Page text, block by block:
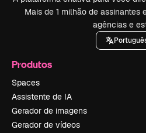
Mais de 1 milhão de assinantes
agências e
Produtos
Spaces
Assistente de IA
Gerador de imagens
Gerador de vídeos